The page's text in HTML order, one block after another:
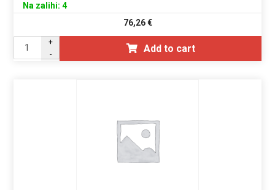
Na zalihi: 4
76,26€
+
-
Add to cart